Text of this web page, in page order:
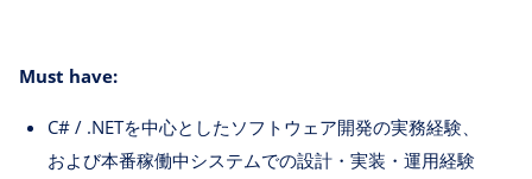
Must have:
C# / .NETを中心としたソフトウェア開発の実務経験、
および本番稼働中システムでの設計・実装・運用経験